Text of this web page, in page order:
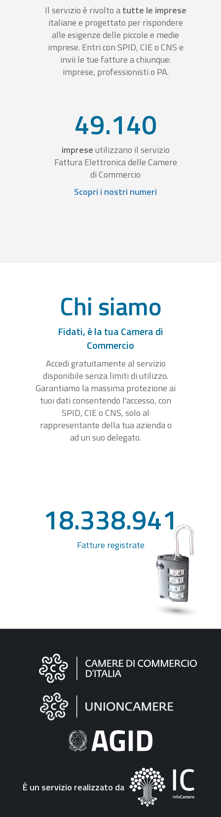
Il servizio è rivolto atutte le imprese
italiane e progettato per rispondere
alle esigenze delle piccole e medie
imprese. Entri con SPID, CIE o CNS e
invii le tue fatture a chiunque:
imprese, professionisti o PA.
49.140
impreseutilizzano il servizio
Fattura Elettronica delle Camere
di Commercio
Scopri i nostri numeri
Chi siamo
Fidati, è la tua Camera di
Commercio
Accedi gratuitamente al servizio
disponibile senza limiti di utilizzo.
Garantiamo la massima protezione ai
tuoi dati consentendo l'accesso, con
SPID, CIE o CNS, solo al
rappresentante della tua azienda o
ad un suo delegato.
18.338.941
Fatture registrate
Informazioni
"Fattura
Elettronica"
È un servizio realizzato da